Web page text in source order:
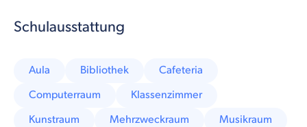
Schulausstattung
Aula Bibliothek
Cafeteria
Computerraum
Klassenzimmer
Kunstraum
Mehrzweckraum
Musikraum